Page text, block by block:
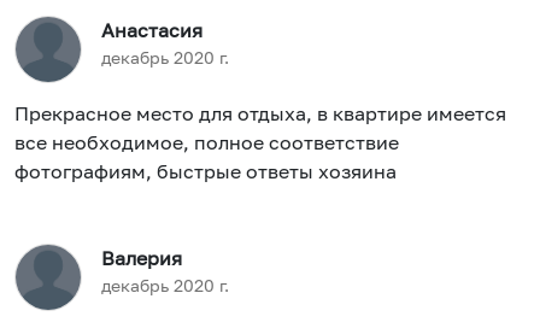
Анастасия
декабрь 2020 г.
Прекрасное место для отдыха, в квартире имеется
все необходимое, полное соответствие
фотографиям, быстрые ответы хозяина
Валерия
декабрь 2020 г.